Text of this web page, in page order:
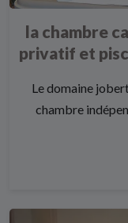
la chambre
privatif et
Le domaine
chambre